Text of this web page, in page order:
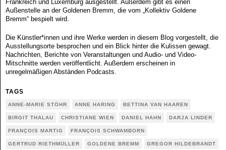
Frankreich und Luxemburg ausgestellt. Außerdem gibt es einen
Außenstelle an der Goldenen Bremm, die vom „Kollektiv Goldene
Bremm“ bespielt wird.
Die Künstler*innen und ihre Werke werden in diesem Blog vorgestellt, die
Ausstellungsorte besprochen und ein Blick hinter die Kulissen gewagt.
Nachrichten, Berichte von Veranstaltungen und Audio- und Video-
Mitschnitte werden veröffentlicht. Außerdem erscheinen in
unregelmäßigen Abständen Podcasts.
TAGS
ANNE-MARIE STÖHR ANNE HARING BETTINA VAN HAAREN
BIRGIT THALAU CHRISTIANE WIEN DANIEL HAHN DARJA LINDER
FRANÇOIS MARTIG FRANÇOIS SCHWAMBORN
GERTRUD RIETHMÜLLER GOLDENE BREMM GREGOR HILDEBRANDT